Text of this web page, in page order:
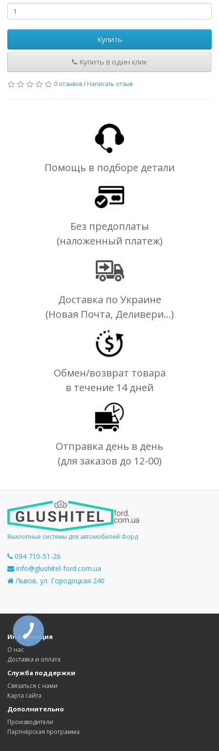
Купить
Купить в один клик
0 отзывов/ Написать отзыв
Помощь в подборе детали
Без предоплаты
(наложенный платеж)
Доставка по Украине
(Новая Почта, Деливери...)
Обмен/возврат товара
в течение 14 дней
Отправка день в день
(для заказов до 12-00)
Выхлопные системы для автомобилей Форд
094 710-51-26
info@glushitel-ford.com.ua
Львов, ул. Городоцкая 240
Информация
О нас
Доставка и оплата
Служба поддержки
Связаться с нами
Карта сайта
Дополнительно
Производители
Партнёрская программа
КНОПКА
СВЯЗИ